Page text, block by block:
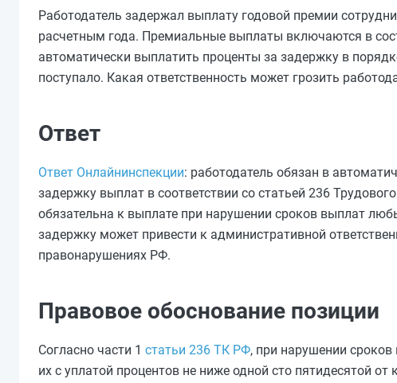
Работодатель задержал выплату годовой премии
расчетным года. Премиальные выплаты включаются в
автоматически выплатить проценты за задержку в
поступало. Какая ответственность может грозить
Ответ
Ответ Онлайнинспекции: работодатель обязан в
задержку выплат в соответствии со статьей 236
обязательна к выплате при нарушении сроков выплат
задержку может привести к административной
правонарушениях РФ.
Правовое обоснование позиции
Согласно части 1 статьи 236 ТК РФ, при нарушении
их с уплатой процентов не ниже одной сто пятидесятой